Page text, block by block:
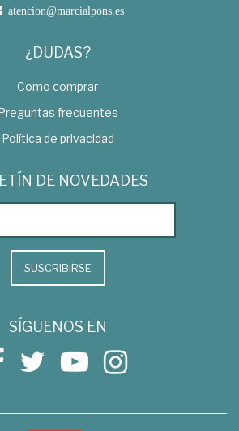
atencion@marcialpons.es
¿DUDAS?
Como comprar
frecuentes
Política de privacidad
DE NOVEDADES
SUSCRIBIRSE
SÍGUENOS EN